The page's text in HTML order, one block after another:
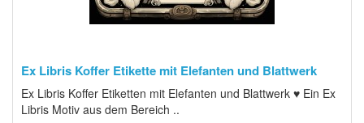
Ex Libris Koffer Etikette mit Elefanten und Blattwerk
Ex Libris Koffer Etiketten mit Elefanten und Blattwerk ♥ Ein Ex
Libris Motiv aus dem Bereich ..